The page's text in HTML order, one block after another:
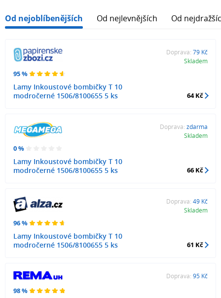
Od nejoblíbenějších Od nejlevnějších Od
95 %
Lamy Inkoustové bombičky T 10
modročerné 1506/8100655 5 ks
Doprava: 79 Kč
Skladem
64 Kč
0 %
Lamy Inkoustové bombičky T 10
modročerné 1506/8100655 5 ks
Doprava: zdarma
Skladem
66 Kč
96 %
Lamy Inkoustové bombičky T 10
modročerné 1506/8100655 5 ks
Doprava: 49 Kč
Skladem
61 Kč
98 %
Doprava: 95 Kč